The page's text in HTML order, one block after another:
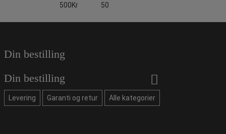
500Kr
50
Din bestilling
Din bestilling
Levering Garanti og retur Alle kategorier